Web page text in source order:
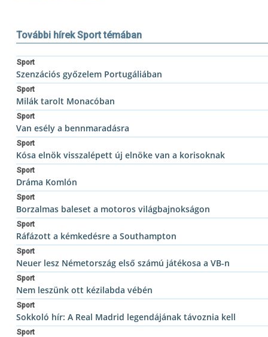
További hírek Sport témában
Sport
Szenzációs győzelem Portugáliában
Sport
Milák tarolt Monacóban
Sport
Van esély a bennmaradásra
Sport
Kósa elnök visszalépett új elnöke van a korisoknak
Sport
Dráma Komlón
Sport
Borzalmas baleset a motoros világbajnokságon
Sport
Ráfázott a kémkedésre a Southampton
Sport
Neuer lesz Németország első számú játékosa a VB-n
Sport
Nem leszünk ott kézilabda vébén
Sport
Sokkoló hír: A Real Madrid legendájának távoznia kell
Sport